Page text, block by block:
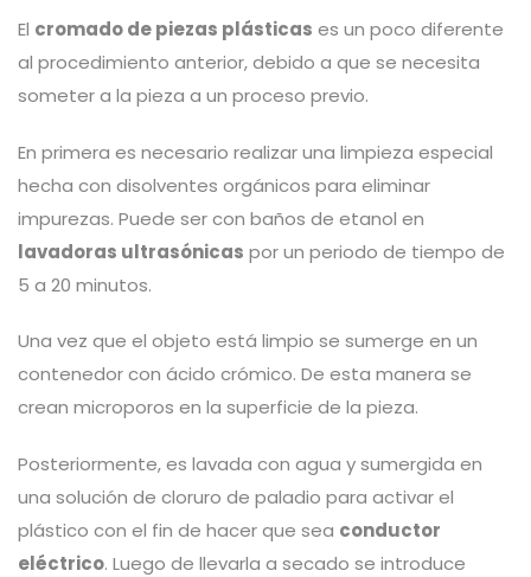
El cromado de piezas plásticas es un poco diferente
al procedimiento anterior, debido a que se necesita
someter a la pieza a un proceso previo.
En primera es necesario realizar una limpieza especial
hecha con disolventes orgánicos para eliminar
impurezas. Puede ser con baños de etanol en
lavadoras ultrasónicas por un periodo de tiempo de
5 a 20 minutos.
Una vez que el objeto está limpio se sumerge en un
contenedor con ácido crómico. De esta manera se
crean microporos en la superficie de la pieza.
Posteriormente, es lavada con agua y sumergida en
una solución de cloruro de paladio para activar el
plástico con el fin de hacer que sea conductor
eléctrico. Luego de llevarla a secado se introduce